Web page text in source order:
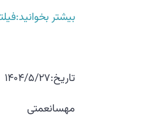
بیشتر
تاریخ:1404/5/27
مهسانعمتی